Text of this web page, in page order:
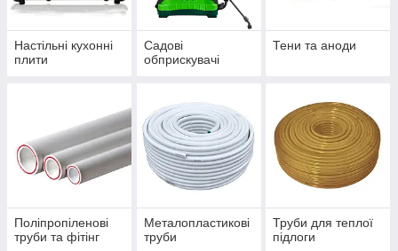
Настільні кухонні
плити
Садові
обприскувачі
Тени та аноди
Поліпропіленові
труби та фітінг
Металопластикові
труби
Труби для теплої
підлоги